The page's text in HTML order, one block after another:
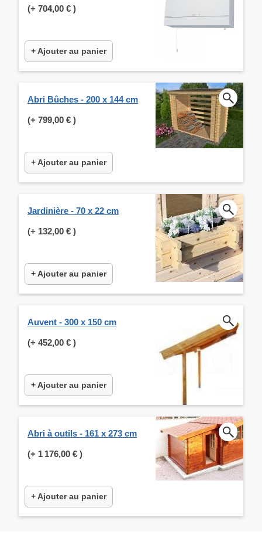
(+ 704,00 € )
+ Ajouter au panier
Abri Bûches - 200 x 144 cm
(+ 799,00 € )
+ Ajouter au panier
Jardinière - 70 x 22 cm
(+ 132,00 € )
+ Ajouter au panier
Auvent - 300 x 150 cm
(+ 452,00 € )
+ Ajouter au panier
Abri à outils - 161 x 273 cm
(+ 1 176,00 € )
+ Ajouter au panier